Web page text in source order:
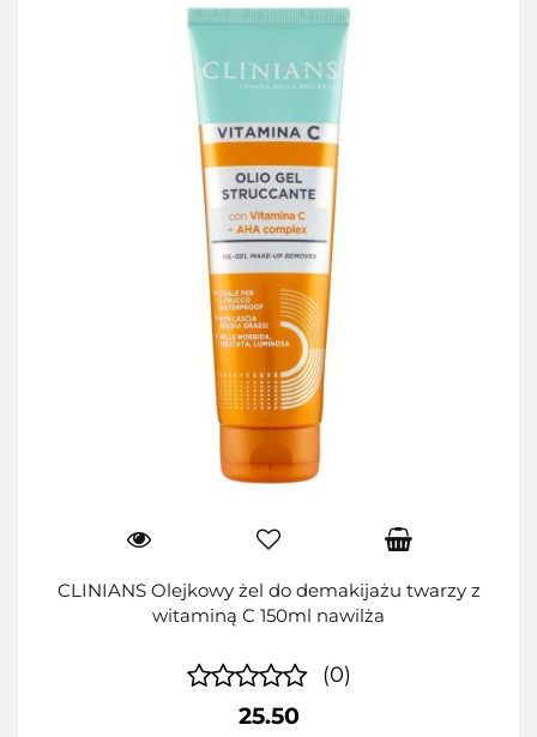
CLINIANS Olejkowy żel do demakijażu twarzy z
witaminą C 150ml nawilża
(0)
25.50